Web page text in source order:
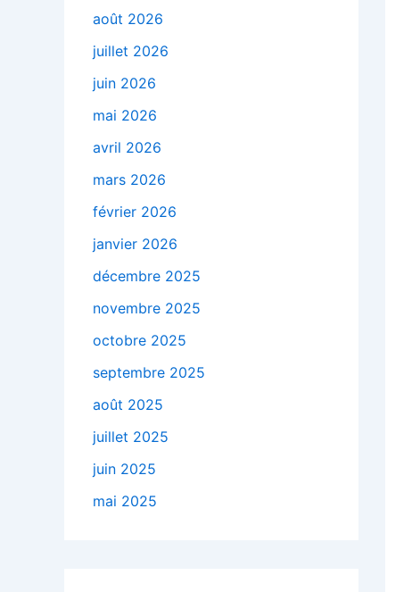
août 2026
juillet 2026
juin 2026
mai 2026
avril 2026
mars 2026
février 2026
janvier 2026
décembre 2025
novembre 2025
octobre 2025
septembre 2025
août 2025
juillet 2025
juin 2025
mai 2025